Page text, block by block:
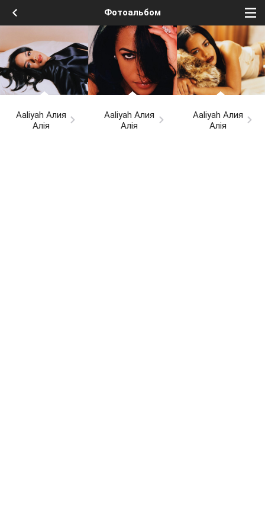
Фотоальбом
Aaliyah Алия
Алія
Aaliyah Алия
Алія
Aaliyah Алия
Алія